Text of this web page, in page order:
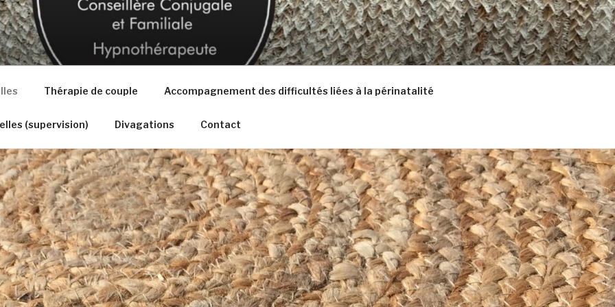
– THÉRAPEUTE
Thérapie de couple Accompagnement des difficultés liées à la périnatalité
(supervision) Divagations Contact